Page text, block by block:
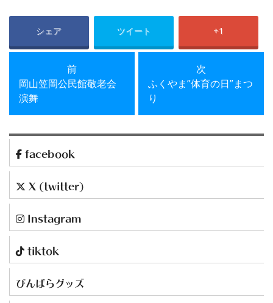
シェア ツイート +1
前
岡山笠岡公民館敬老会
演舞
次
ふくやま”体育の日”まつ
り
facebook
X (twitter)
Instagram
tiktok
びんばらグッズ